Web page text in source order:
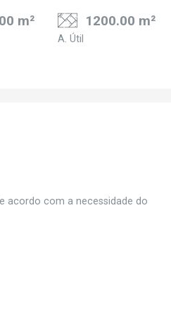
m² 1200.00 m²
A. Útil
acordo com a necessidade do